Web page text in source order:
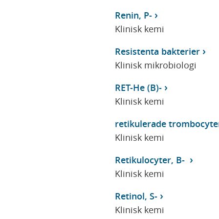
Renin, P-
Klinisk kemi
Resistenta bakterier
Klinisk mikrobiologi
RET-He (B)-
Klinisk kemi
retikulerade
Klinisk kemi
Retikulocyter, B-
Klinisk kemi
Retinol, S-
Klinisk kemi